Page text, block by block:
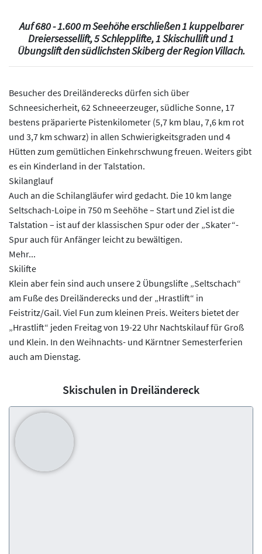
Auf 680 - 1.600 m Seehöhe erschließen 1 kuppelbarer
Dreiersessellift, 5 Schlepplifte, 1 Skischullift und 1
Übungslift den südlichsten Skiberg der Region Villach.
Besucher des Dreiländerecks dürfen sich über
Schneesicherheit, 62 Schneeerzeuger, südliche Sonne, 17
bestens präparierte Pistenkilometer (5,7 km blau, 7,6 km rot
und 3,7 km schwarz) in allen Schwierigkeitsgraden und 4
Hütten zum gemütlichen Einkehrschwung freuen. Weiters gibt
es ein Kinderland in der Talstation.
Skilanglauf
Auch an die Schilangläufer wird gedacht. Die 10 km lange
Seltschach-Loipe in 750 m Seehöhe – Start und Ziel ist die
Talstation – ist auf der klassischen Spur oder der „Skater“-
Spur auch für Anfänger leicht zu bewältigen.
Mehr...
Skilifte
Klein aber fein sind auch unsere 2 Übungslifte „Seltschach“
am Fuße des Dreiländerecks und der „Hrastlift“ in
Feistritz/Gail. Viel Fun zum kleinen Preis. Weiters bietet der
„Hrastlift“ jeden Freitag von 19-22 Uhr Nachtskilauf für Groß
und Klein. In den Weihnachts- und Kärntner Semesterferien
auch am Dienstag.
Skischulen in Dreiländereck